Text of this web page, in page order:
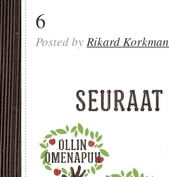
6
Posted by Rikard Korkman